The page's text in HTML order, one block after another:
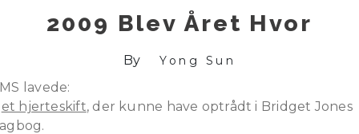
2009 Blev Året Hvor
By Yong Sun
lavede:
et hjerteskift, der kunne have optrådt i Bridget Jones